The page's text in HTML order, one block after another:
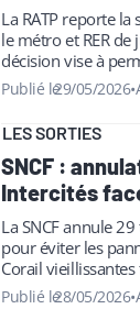
La RATP reporte
le métro et RER
décision vise à
stocks avant la…
Publié le29/05/2026•
LES SORTIES
SNCF :
Intercités
La SNCF annule
pour éviter les
Corail
préventive qui
Publié le28/05/2026•